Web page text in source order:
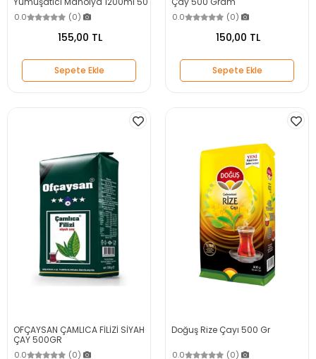
Yıkama
0.0 (0)
155,00 TL
Sepete Ekle
0.0 (0)
150,00 TL
Sepete Ekle
OFÇAYSAN ÇAMLICA FİLİZİ SİYAH
ÇAY 500GR
0.0 (0)
Doğuş Rize Çayı 500 Gr
0.0 (0)